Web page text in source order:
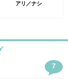
アリ／ナシ